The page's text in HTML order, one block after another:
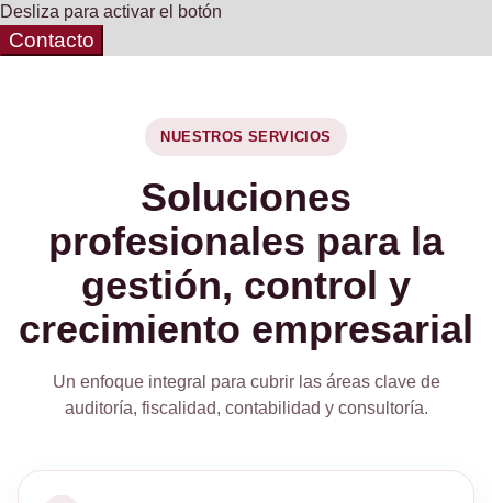
Desliza para activar el botón
Contacto
NUESTROS SERVICIOS
Soluciones
profesionales para la
gestión, control y
crecimiento empresarial
Un enfoque integral para cubrir las áreas clave de
auditoría, fiscalidad, contabilidad y consultoría.